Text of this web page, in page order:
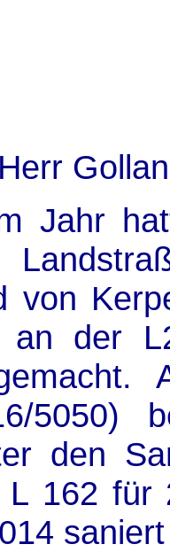
Jahr
von
an der
5050)
den
162 für